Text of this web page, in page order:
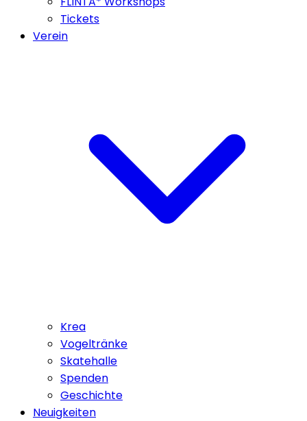
Tickets
Verein
Krea
Vogeltränke
Skatehalle
Spenden
Geschichte
Neuigkeiten